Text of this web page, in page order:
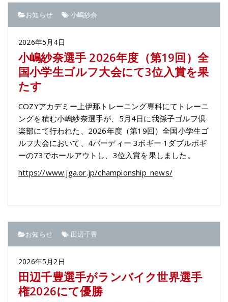
お知らせ 小嶋紗奈
2026年5月4日
小嶋紗奈選手 2026年度（第19回）全
国小学生ゴルフ大会にて3位入賞を果
たす
COZYアカデミー上伊那トレーニング専科にてトレーニ
ングを積む小嶋紗奈選手が、5月4日に我孫子ゴルフ倶
楽部にて行われた、 2026年度（第19回）全国小学生ゴ
ルフ大会において、4バーディー 3ボギー 1ダブルボギ
ーの73でホールアウトし、3位入賞を果しました。
https://www.jga.or.jp/championship_news/
お知らせ 田辺千豊
2026年5月2日
田辺千豊選手がランバイク世界選手
権2026にて優勝